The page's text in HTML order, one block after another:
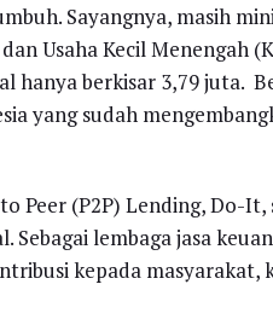
Sayangnya, masih
Usaha Kecil Menengah
hanya berkisar 3,79 juta.
yang sudah
Peer (P2P) Lending, Do-It,
lembaga jasa
kepada masyarakat,